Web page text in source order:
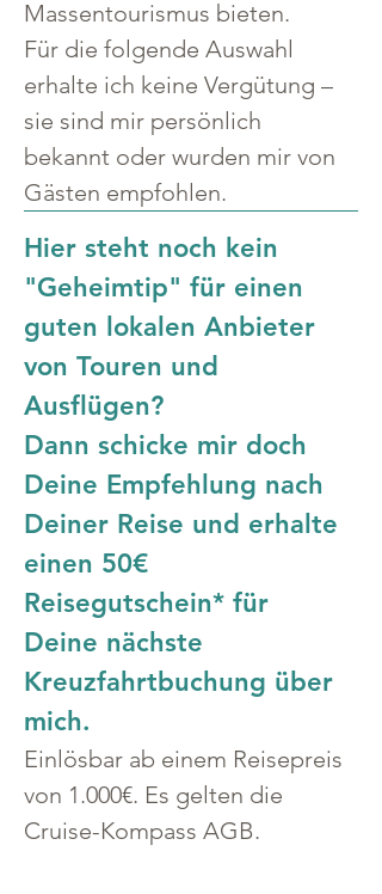
Massentourismus bieten.
Für die folgende Auswahl
erhalte ich keine Vergütung –
sie sind mir persönlich
bekannt oder wurden mir von
Gästen empfohlen.
Hier steht noch kein
"Geheimtip" für einen
guten lokalen Anbieter
von Touren und
Ausflügen?
Dann schicke mir doch
Deine Empfehlung nach
Deiner Reise und erhalte
einen 50€
Reisegutschein* für
Deine nächste
Kreuzfahrtbuchung über
mich.
Einlösbar ab einem Reisepreis
von 1.000€. Es gelten die
Cruise-Kompass AGB.